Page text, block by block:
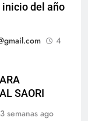
inicio del año
4
SAORI
3 semanas ago